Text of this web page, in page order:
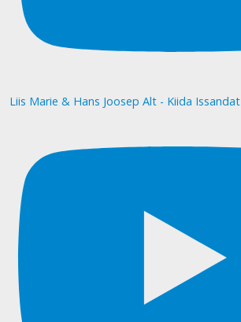
Liis Marie & Hans Joosep Alt - Kiida Issandat